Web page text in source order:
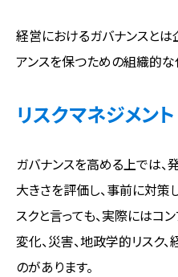
経営におけるガバナンスとは
アンスを保つための組織的な
リスクマネジメント
ガバナンスを高める上では、
大きさを評価し、事前に対策
スクと言っても、実際にはコ
変化、災害、地政学的リスク
のがあります。